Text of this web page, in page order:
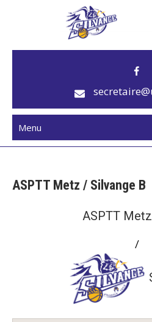
US Silvange
Club de basket
Menu
ASPTT Metz / Silvange B
ASPTT Metz
/